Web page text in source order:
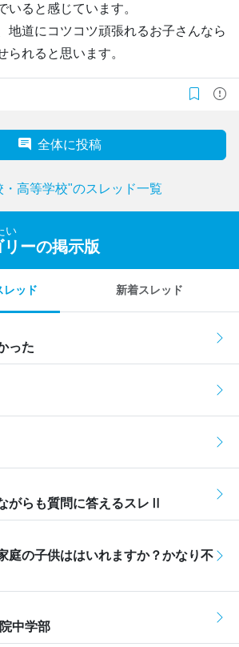
いると感じています。
地道にコツコツ頑張れるお子さんなら
られると思います。
全体に投稿
高等学校"のスレッド一覧
い
ーの掲示版
レッド 新着スレッド
った
がらも質問に答えるスレⅡ
庭の子供ははいれますか？かなり不
中学部